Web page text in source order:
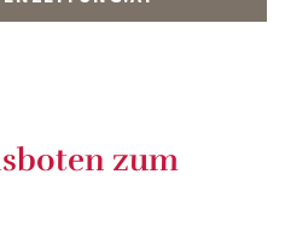
zum